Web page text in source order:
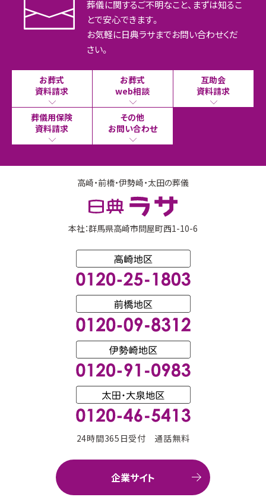
葬儀に関するご不明なこと、まずは知るこ
とで安心できます。
お気軽に日典ラサまでお問い合わせくだ
さい。
お葬式
資料請求
お葬式
web相談
互助会
資料請求
葬儀用保険
資料請求
その他
お問い合わせ
高崎・前橋・伊勢崎・太田の葬儀
本社：群馬県高崎市問屋町西1-10-6
24時間365日受付 通話無料
企業サイト